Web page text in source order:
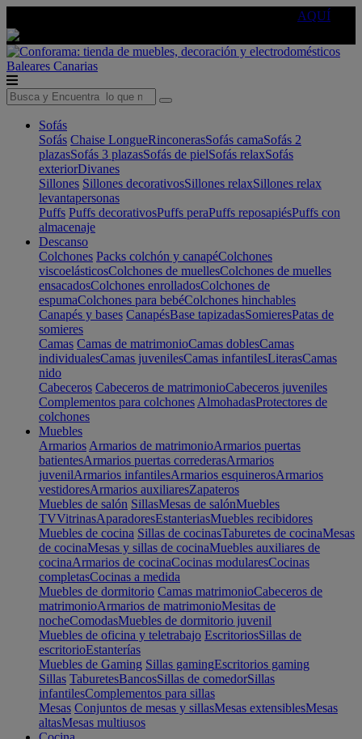
AQUÍ
Baleares Canarias
Sofás
Sofás Chaise LongueRinconerasSofás camaSofás 2
plazasSofás 3 plazasSofás de pielSofás relaxSofás
exteriorDivanes
Sillones Sillones decorativosSillones relaxSillones relax
levantapersonas
Puffs Puffs decorativosPuffs peraPuffs reposapiésPuffs con
almacenaje
Descanso
Colchones Packs colchón y canapéColchones
viscoelásticosColchones de muellesColchones de muelles
ensacadosColchones enrolladosColchones de
espumaColchones para bebéColchones hinchables
Canapés y bases CanapésBase tapizadasSomieresPatas de
somieres
Camas Camas de matrimonioCamas doblesCamas
individualesCamas juvenilesCamas infantilesLiterasCamas
nido
Cabeceros Cabeceros de matrimonioCabeceros juveniles
Complementos para colchones AlmohadasProtectores de
colchones
Muebles
Armarios Armarios de matrimonioArmarios puertas
batientesArmarios puertas correderasArmarios
juvenilArmarios infantilesArmarios esquinerosArmarios
vestidoresArmarios auxiliaresZapateros
Muebles de salón SillasMesas de salónMuebles
TVVitrinasAparadoresEstanteriasMuebles recibidores
Muebles de cocina Sillas de cocinasTaburetes de cocinaMesas
de cocinaMesas y sillas de cocinaMuebles auxiliares de
cocinaArmarios de cocinaCocinas modularesCocinas
completasCocinas a medida
Muebles de dormitorio Camas matrimonioCabeceros de
matrimonioArmarios de matrimonioMesitas de
nocheComodasMuebles de dormitorio juvenil
Muebles de oficina y teletrabajo EscritoriosSillas de
escritorioEstanterías
Muebles de Gaming Sillas gamingEscritorios gaming
Sillas TaburetesBancosSillas de comedorSillas
infantilesComplementos para sillas
Mesas Conjuntos de mesas y sillasMesas extensiblesMesas
altasMesas multiusos